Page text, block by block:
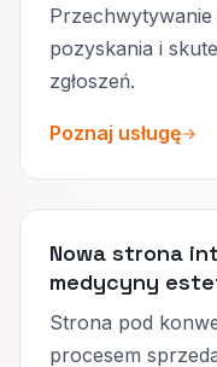
pozyskania i
zgłoszeń.
Poznaj usługę
Nowa strona
medycyny
Strona pod
procesem